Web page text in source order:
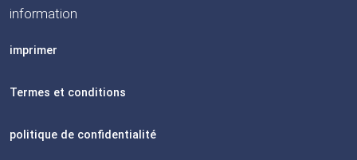
information
imprimer
Termes et conditions
politique de confidentialité